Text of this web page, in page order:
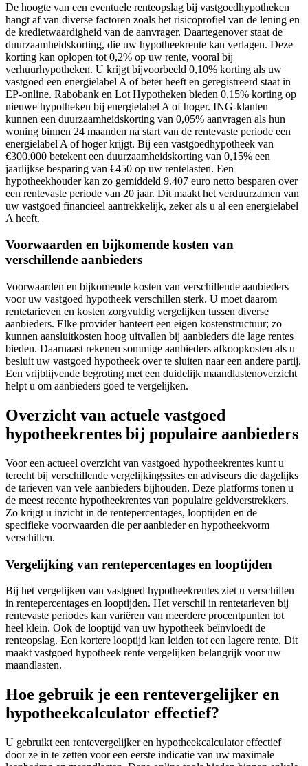
De hoogte van een eventuele renteopslag bij vastgoedhypotheken
hangt af van diverse factoren zoals het risicoprofiel van de lening en
de kredietwaardigheid van de aanvrager. Daartegenover staat de
duurzaamheidskorting, die uw hypotheekrente kan verlagen. Deze
korting kan oplopen tot 0,2% op uw rente, vooral bij
verhuurhypotheken. U krijgt bijvoorbeeld 0,10% korting als uw
vastgoed een energielabel A of beter heeft en geregistreerd staat in
EP-online. Rabobank en Lot Hypotheken bieden 0,15% korting op
nieuwe hypotheken bij energielabel A of hoger. ING-klanten
kunnen een duurzaamheidskorting van 0,05% aanvragen als hun
woning binnen 24 maanden na start van de rentevaste periode een
energielabel A of hoger krijgt. Bij een vastgoedhypotheek van
€300.000 betekent een duurzaamheidskorting van 0,15% een
jaarlijkse besparing van €450 op uw rentelasten. Een
hypotheekhouder kan zo gemiddeld 9.407 euro netto besparen over
een rentevaste periode van 20 jaar. Dit maakt het verduurzamen van
uw vastgoed financieel aantrekkelijk, zeker als u al een energielabel
A heeft.
Voorwaarden en bijkomende kosten van
verschillende aanbieders
Voorwaarden en bijkomende kosten van verschillende aanbieders
voor uw vastgoed hypotheek verschillen sterk. U moet daarom
rentetarieven en kosten zorgvuldig vergelijken tussen diverse
aanbieders. Elke provider hanteert een eigen kostenstructuur; zo
kunnen aansluitkosten hoog uitvallen bij aanbieders die lage rentes
bieden. Daarnaast rekenen sommige aanbieders afkoopkosten als u
besluit uw vastgoed hypotheek over te sluiten naar een andere partij.
Een vrijblijvende begroting met een duidelijk maandlastenoverzicht
helpt u om aanbieders goed te vergelijken.
Overzicht van actuele vastgoed
hypotheekrentes bij populaire aanbieders
Voor een actueel overzicht van vastgoed hypotheekrentes kunt u
terecht bij verschillende vergelijkingssites en adviseurs die dagelijks
de tarieven van vele aanbieders bijhouden. Deze platforms tonen u
de meest recente hypotheekrentes van populaire geldverstrekkers.
Zo krijgt u inzicht in de rentepercentages, looptijden en de
specifieke voorwaarden die per aanbieder en hypotheekvorm
verschillen.
Vergelijking van rentepercentages en looptijden
Bij het vergelijken van vastgoed hypotheekrentes ziet u verschillen
in rentepercentages en looptijden. Het verschil in rentetarieven bij
rentevaste periodes kan variëren van meerdere procentpunten tot
heel klein. Ook de looptijd van uw hypotheek beïnvloedt de
renteopslag. Een kortere looptijd kan leiden tot een lagere rente. Dit
maakt vastgoed hypotheek rente vergelijken belangrijk voor uw
maandlasten.
Hoe gebruik je een rentevergelijker en
hypotheekcalculator effectief?
U gebruikt een rentevergelijker en hypotheekcalculator effectief
door ze in te zetten voor een eerste indicatie van uw maximale